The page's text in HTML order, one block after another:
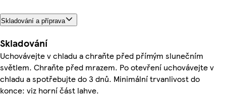
Skladování a příprava
Skladování
Uchovávejte v chladu a chraňte před přímým slunečním
světlem. Chraňte před mrazem. Po otevření uchovávejte v
chladu a spotřebujte do 3 dnů. Minimální trvanlivost do
konce: viz horní část lahve.